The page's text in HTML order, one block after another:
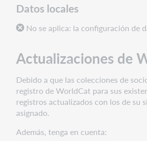
Datos locales
No se aplica: la configuración de
Actualizaciones de
Debido a que las colecciones de
registro de WorldCat para sus
registros actualizados con los de su
asignado.
Además, tenga en cuenta: